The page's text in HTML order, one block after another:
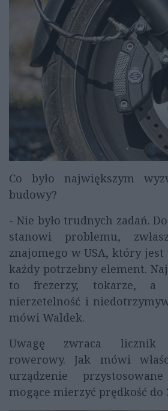
Co było największym
budowy?
- Nie było trudnych zadań.
stanowi problemu,
znajomego w USA, który jest
każdy potrzebny element.
to frezerzy, tokarze, a
nierzetelność i
mówi Waldek.
Uwagę zwraca licznik
rowerowy. Jak mówi
urządzenie
mogące mierzyć prędkość do